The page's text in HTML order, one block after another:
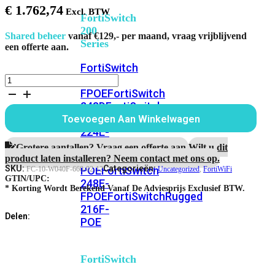
FortiSwitch
200
Series
FortiSwitch
FPOEFortiSwitch
248DFortiSwitch
224EFortiswitch
224E-
POEFortiSwitch
248E-
POEFortiSwitch
248E-
FPOEFortiSwitchRugged
216F-
POE
FortiSwitch
€ 1.762,74
Shared beheer vanaf €129,- per maand, vraag vrijblijvend
een offerte aan.
FortiWiFi-
40F
Managed
FortiGate
service
aantal
Toevoegen Aan Winkelwagen
Grotere aantallen? Vraag een offerte aan.Wilt u dit
product laten installeren? Neem contact met ons op.
SKU:FC-10-W040F-660-02-12Categorieën:Uncategorized,FortiWiFi
GTIN/UPC:
* Korting Wordt Berekend Vanaf De Adviesprijs Exclusief BTW.
Delen: